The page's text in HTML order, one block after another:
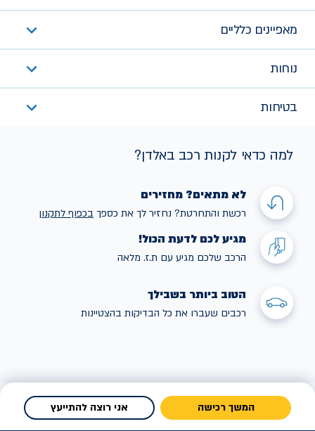
מאפיינים כלליים
נוחות
בטיחות
למה כדאי לקנות רכב באלדן?
לא מתאים? מחזירים
רכשת והתחרטת? נחזיר לך את כספך בכפוף לתקנון
מגיע לכם לדעת הכול!
הרכב שלכם מגיע עם ת.ז. מלאה
הטוב ביותר בשבילך
רכבים שעברו את כל הבדיקות בהצטיינות
המשך רכישה אני רוצה להתייעץ